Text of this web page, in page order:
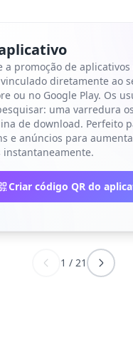
a promoção de aplicativos
diretamente ao
ou no Google Play. Os
uma varredura
de download. Perfeito
e anúncios para
instantaneamente.
Criar código QR do
1 / 21